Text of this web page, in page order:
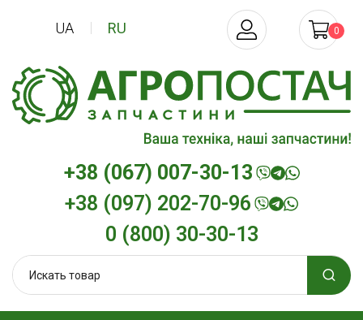
+38 (067) 007-30-13
+38 (097) 202-70-96
0 (800) 30-30-13
UA RU 0